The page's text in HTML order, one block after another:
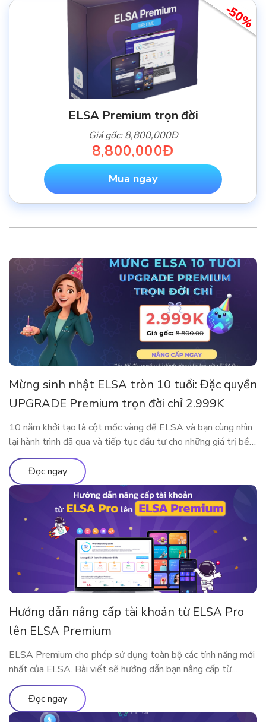
-50%
ELSA Premium trọn đời
Giá gốc: 8,800,000Đ
8,800,000Đ
Mua ngay
Mừng sinh nhật ELSA tròn 10 tuổi: Đặc quyền
UPGRADE Premium trọn đời chỉ 2.999K
10 năm khởi tạo là cột mốc vàng để ELSA và bạn cùng nhìn
lại hành trình đã qua và tiếp tục đầu tư cho những giá trị bền
vững. Nhân dịp kỷ niệm sinh nhật thập kỷ rực rỡ, ELSA
Speak mang đến đặc quyền nâng cấp lớn nhất từ trước đến
nay, dành […]
Đọc ngay
Hướng dẫn nâng cấp tài khoản từ ELSA Pro
lên ELSA Premium
ELSA Premium cho phép sử dụng toàn bộ các tính năng mới
nhất của ELSA. Bài viết sẽ hướng dẫn bạn nâng cấp từ
ELSA Pro lên ELSA Premium nhé!
Đọc ngay